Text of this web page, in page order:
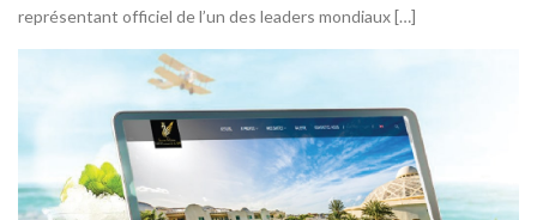
représentant officiel de l’un des leaders mondiaux […]